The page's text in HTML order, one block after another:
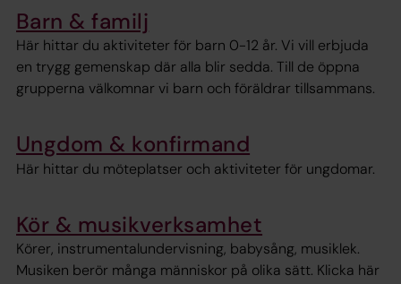
Barn & familj
Här hittar du aktiviteter för barn 0-12 år. Vi vill erbjuda
en trygg gemenskap där alla blir sedda. Till de öppna
grupperna välkomnar vi barn och föräldrar tillsammans.
Ungdom & konfirmand
Här hittar du möteplatser och aktiviteter för ungdomar.
Kör & musikverksamhet
Körer, instrumentalundervisning, babysång, musiklek.
Musiken berör många människor på olika sätt. Klicka här